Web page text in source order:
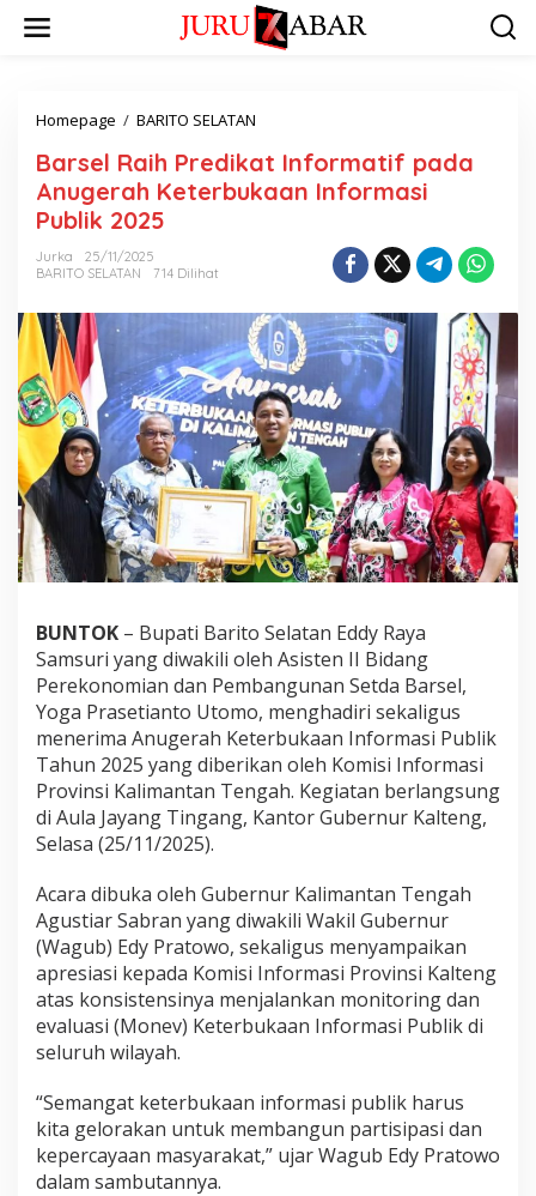
Homepage / BARITO SELATAN
Barsel Raih Predikat Informatif pada
Anugerah Keterbukaan Informasi
Publik 2025
Jurka
25/11/2025
BARITO SELATAN
714 Dilihat
BUNTOK – Bupati Barito Selatan Eddy Raya
Samsuri yang diwakili oleh Asisten II Bidang
Perekonomian dan Pembangunan Setda Barsel,
Yoga Prasetianto Utomo, menghadiri sekaligus
menerima Anugerah Keterbukaan Informasi Publik
Tahun 2025 yang diberikan oleh Komisi Informasi
Provinsi Kalimantan Tengah. Kegiatan berlangsung
di Aula Jayang Tingang, Kantor Gubernur Kalteng,
Selasa (25/11/2025).
Acara dibuka oleh Gubernur Kalimantan Tengah
Agustiar Sabran yang diwakili Wakil Gubernur
(Wagub) Edy Pratowo, sekaligus menyampaikan
apresiasi kepada Komisi Informasi Provinsi Kalteng
atas konsistensinya menjalankan monitoring dan
evaluasi (Monev) Keterbukaan Informasi Publik di
seluruh wilayah.
“Semangat keterbukaan informasi publik harus
kita gelorakan untuk membangun partisipasi dan
kepercayaan masyarakat,” ujar Wagub Edy Pratowo
dalam sambutannya.